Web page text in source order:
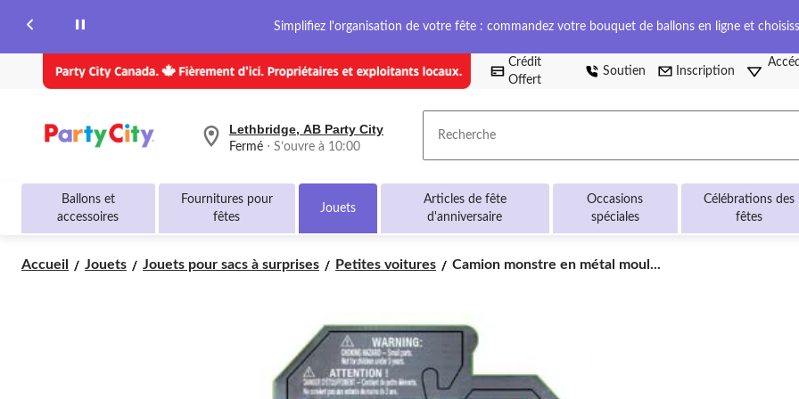
Simplifiez l'organisation de votre fête : commandez votre bouquet de ballons en ligne et
Crédit
Offert
Soutien Inscription
votre
Lethbridge,
AB
Party
courament
Lethbridge, AB Party City
Fermé ⋅ S’ouvre à 10:00 Recherche
Ballons et
accessoires
Fournitures pour
fêtes
Jouets
Articles de fête
d'anniversaire
Occasions
spéciales
Célébrations des
fêtes
Accueil Jouets Jouets pour sacs à surprises Petites voitures
Camion
moulé
sous
pression
Monster
Camion monstre en métal moul...